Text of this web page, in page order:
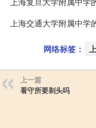
上海交通大学附属中学
网络标签：
上一篇
看守所要剃头吗